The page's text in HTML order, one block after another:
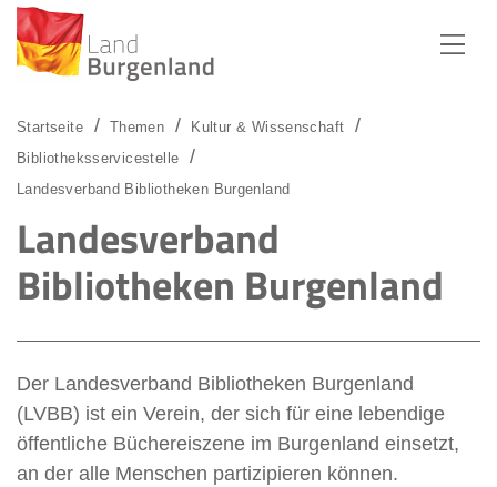
Startseite Themen
Kultur & Wissenschaft
Bibliotheksservicestelle
Landesverband Bibliotheken Burgenland
Landesverband
Bibliotheken Burgenland
Der Landesverband Bibliotheken Burgenland
(LVBB) ist ein Verein, der sich für eine lebendige
öffentliche Büchereiszene im Burgenland einsetzt,
an der alle Menschen partizipieren können.